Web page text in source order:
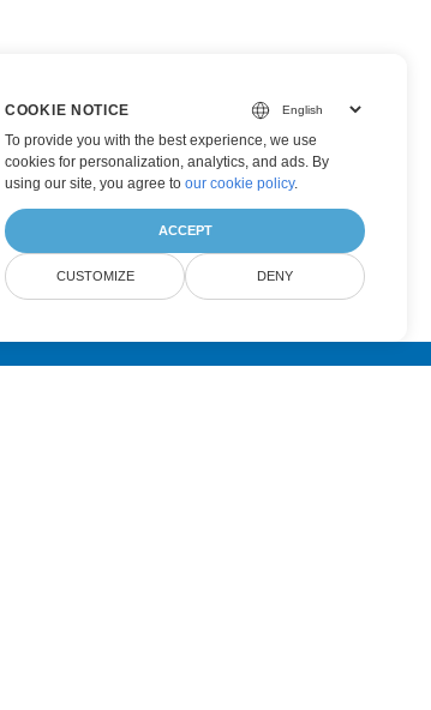
COOKIE NOTICE
To provide you with the best experience, we use
cookies for personalization, analytics, and ads. By
using our site, you agree to our cookie policy.
ACCEPT
CUSTOMIZE DENY